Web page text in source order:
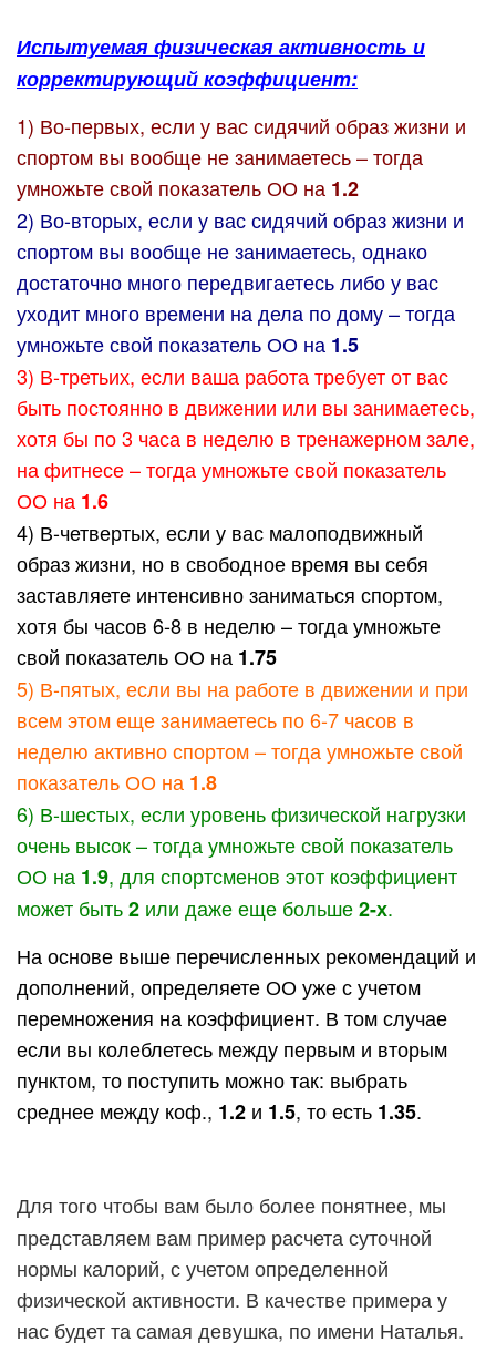
Испытуемая физическая активность и
корректирующий коэффициент:
1) Во-первых, если у вас сидячий образ жизни и
спортом вы вообще не занимаетесь – тогда
умножьте свой показатель ОО на 1.2
2) Во-вторых, если у вас сидячий образ жизни и
спортом вы вообще не занимаетесь, однако
достаточно много передвигаетесь либо у вас
уходит много времени на дела по дому – тогда
умножьте свой показатель ОО на 1.5
3) В-третьих, если ваша работа требует от вас
быть постоянно в движении или вы занимаетесь,
хотя бы по 3 часа в неделю в тренажерном зале,
на фитнесе – тогда умножьте свой показатель
ОО на 1.6
4) В-четвертых, если у вас малоподвижный
образ жизни, но в свободное время вы себя
заставляете интенсивно заниматься спортом,
хотя бы часов 6-8 в неделю – тогда умножьте
свой показатель ОО на 1.75
5) В-пятых, если вы на работе в движении и при
всем этом еще занимаетесь по 6-7 часов в
неделю активно спортом – тогда умножьте свой
показатель ОО на 1.8
6) В-шестых, если уровень физической нагрузки
очень высок – тогда умножьте свой показатель
ОО на 1.9, для спортсменов этот коэффициент
может быть2 или даже еще больше2-х.
На основе выше перечисленных рекомендаций и
дополнений, определяете ОО уже с учетом
перемножения на коэффициент. В том случае
если вы колеблетесь между первым и вторым
пунктом, то поступить можно так: выбрать
среднее между коф., 1.2 и 1.5, то есть 1.35.
Для того чтобы вам было более понятнее, мы
представляем вам пример расчета суточной
нормы калорий, с учетом определенной
физической активности. В качестве примера у
нас будет та самая девушка, по имени Наталья.